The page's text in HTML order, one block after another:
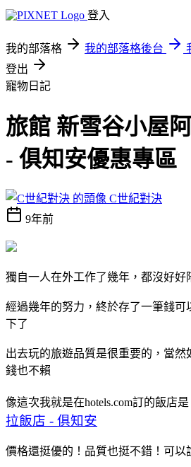
登入
我的部落格 我的部落格後台
登出
寵物日記
旅館 新雪谷小屋
- 俱知安優惠專區
C世紀對決
9年前
獨自一人在外工作了幾年，都沒好好
經過幾年的努力，終於存了一筆錢可
下了
出去玩的旅遊品質是很重要的，當然
錢也不賴
像這次我就是在hotels.com訂的飯店是
拉飯店 - 俱知安
價格還挺優的！品質也挺不錯！可以